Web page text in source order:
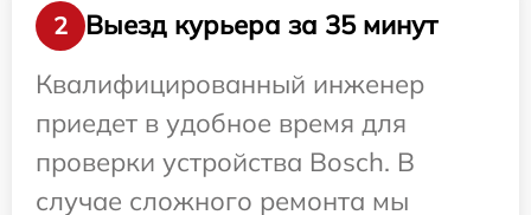
2
Выезд курьера за 35 минут
Квалифицированный инженер
приедет в удобное время для
проверки устройства Bosch. В
случае сложного ремонта мы